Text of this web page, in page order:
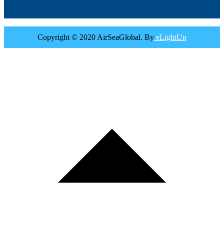
Copyright © 2020 AirSeaGlobal. By eLightUp